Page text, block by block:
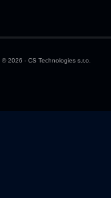
© 2026 - CS Technologies s.r.o.